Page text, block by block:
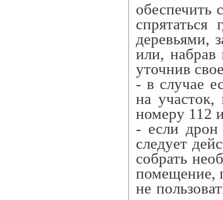
обеспечить
деревьями,
или,
уточнив
- в случае
на участок,
номеру 112
- если дрон
следует
собрать
помещение,
не